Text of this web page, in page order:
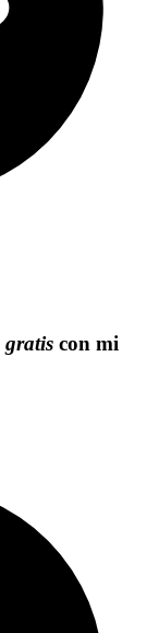
gratis con mi